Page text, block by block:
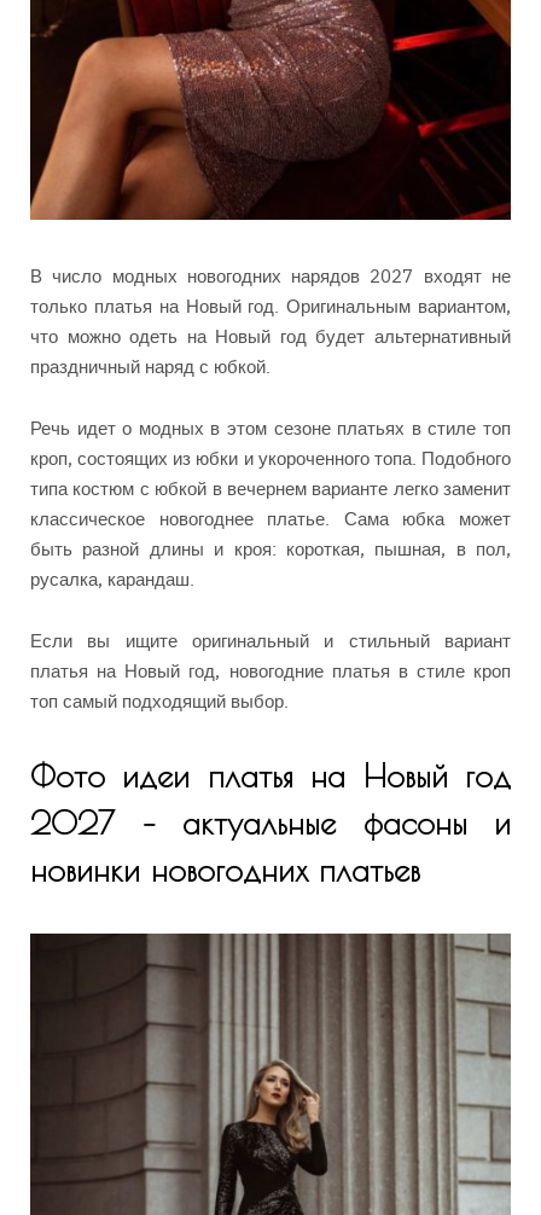
В число модных новогодних нарядов 2027 входят не
только платья на Новый год. Оригинальным вариантом,
что можно одеть на Новый год будет альтернативный
праздничный наряд с юбкой.
Речь идет о модных в этом сезоне платьях в стиле топ
кроп, состоящих из юбки и укороченного топа. Подобного
типа костюм с юбкой в вечернем варианте легко заменит
классическое новогоднее платье. Сама юбка может
быть разной длины и кроя: короткая, пышная, в пол,
русалка, карандаш.
Если вы ищите оригинальный и стильный вариант
платья на Новый год, новогодние платья в стиле кроп
топ самый подходящий выбор.
Фото идеи платья на Новый год
2027 – актуальные фасоны и
новинки новогодних платьев